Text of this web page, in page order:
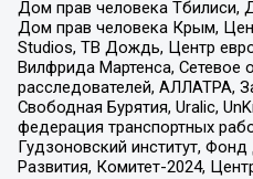
Дом прав человека Тбилиси,
Дом прав человека Крым,
Studios, ТВ Дождь, Центр
Вилфрида Мартенса, Сетевое
расследователей, АЛЛАТРА,
Свободная Бурятия, Uralic,
федерация транспортных
Гудзоновский институт,
Развития, Комитет-2024,